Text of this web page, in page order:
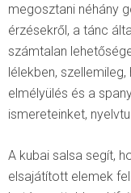
megosztani néhány
érzésekről, a tánc
számtalan
lélekben,
elmélyülés és a
ismereteinket,
A kubai salsa segít,
elsajátított elemek